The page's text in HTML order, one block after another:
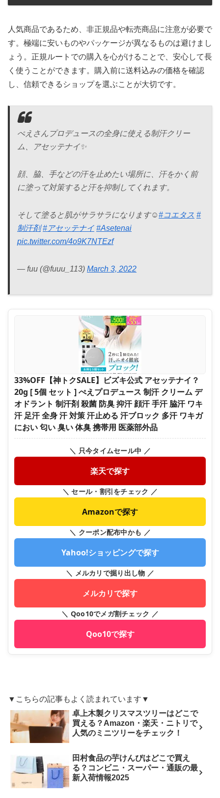
人気商品であるため、非正規品や転売商品に注意が必要で
す。極端に安いものやパッケージが異なるものは避けまし
ょう。正規ルートでの購入を心がけることで、安心して長
く使うことができます。購入前に送料込みの価格を確認
し、信頼できるショップを選ぶことが大切です。
ぺえさんプロデュースの全身に使える制汗クリー
ム、アセッテナイ✨
顔、脇、手などの汗を止めたい場所に、汗をかく前
に塗って対策すると汗を抑制してくれます。
そして塗ると肌がサラサラになります☺️#コエタス #
制汗剤 #アセッテナイ #Asetenai
pic.twitter.com/4o9K7NTEzf
— fuu (@fuuu_113) March 3, 2022
33%OFF【神トクSALE】ビズキ公式 アセッテナイ？
20g [ 5個 セット ] ぺえプロデュース 制汗 クリーム デ
オドラント 制汗剤 殺菌 防臭 抑汗 顔汗 手汗 脇汗 ワキ
汗 足汗 全身 汗 対策 汗止める 汗ブロック 多汗 ワキガ
におい 匂い 臭い 体臭 携帯用 医薬部外品
＼ 只今タイムセール中 ／
楽天で探す
＼ セール・割引をチェック ／
Amazonで探す
＼ クーポン配布中かも ／
Yahoo!ショッピングで探す
＼ メルカリで掘り出し物 ／
メルカリで探す
＼ Qoo10でメガ割チェック ／
Qoo10で探す
▼こちらの記事もよく読まれています▼
卓上木製クリスマスツリーはどこで
買える？Amazon・楽天・ニトリで
人気のミニツリーをチェック！
田村食品の芋けんぴはどこで買え
る？コンビニ・スーパー・通販の最
新入荷情報2025